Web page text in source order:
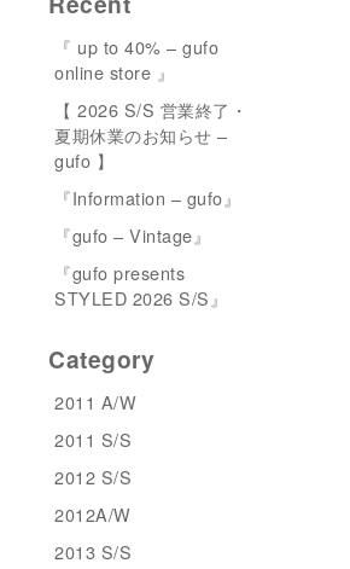
『 up to 40% – gufo
online store 』
【 2026 S/S 営業終了・
夏期休業のお知らせ –
gufo 】
『Information – gufo』
『gufo – Vintage』
『gufo presents
STYLED 2026 S/S』
Category
2011 A/W
2011 S/S
2012 S/S
2012A/W
2013 S/S